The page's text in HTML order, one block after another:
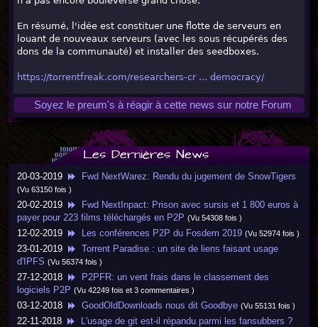
En résumé, l'idée est constituer une flotte de serveurs en
louant de nouveaux serveurs (avec les sous récupérés des
dons de la communauté) et installer des seedboxes.
https://torrentfreak.com/researchers-cr ... democracy/
Soyez le preum's à réagir à cette news sur notre Forum
Les Dernières News
20-03-2019 Fwd NextWarez: Rendu du jugement de SnowTigers
(Vu 63150 fois )
20-02-2019
Fwd NextInpact: Prison avec sursis et 1 800 euros à
payer pour 223 films téléchargés en P2P (Vu 54308 fois )
12-02-2019 Les conférences P2P du Fosdem 2019 (Vu 52974 fois )
23-01-2019
Torrent Paradise : un site de liens faisant usage
d'IPFS (Vu 56374 fois )
27-12-2018
P2PFR: un vent frais dans le classement des
logiciels P2P (Vu 42249 fois et 3 commentaires )
03-12-2018 GoodOldDownloads nous dit Goodbye (Vu 55131 fois )
22-11-2018 L'usage de git est-il répandu parmi les fansubbers ?